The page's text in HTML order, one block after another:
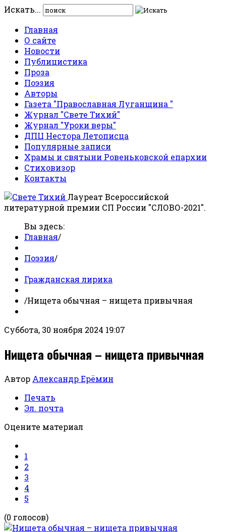
Искать...
Главная
О сайте
Новости
Публицистика
Проза
Поэзия
Авторы
Газета "Православная Луганщина "
Журнал "Свете Тихий"
Журнал "Уроки веры"
ДПЦ Нестора Летописца
Популярные записи
Храмы и святыни Ровеньковской епархии
Стиховизор
Контакты
Лауреат Всероссийской
литературной премии СП России "СЛОВО-2021".
Вы здесь:
Главная/
Поэзия/
Гражданская лирика
/Нищета обычная – нищета привычная
Суббота, 30 ноября 2024 19:07
Нищета обычная – нищета привычная
Автор Александр Ерёмин
Печать
Эл. почта
Оцените материал
1
2
3
4
5
(0 голосов)